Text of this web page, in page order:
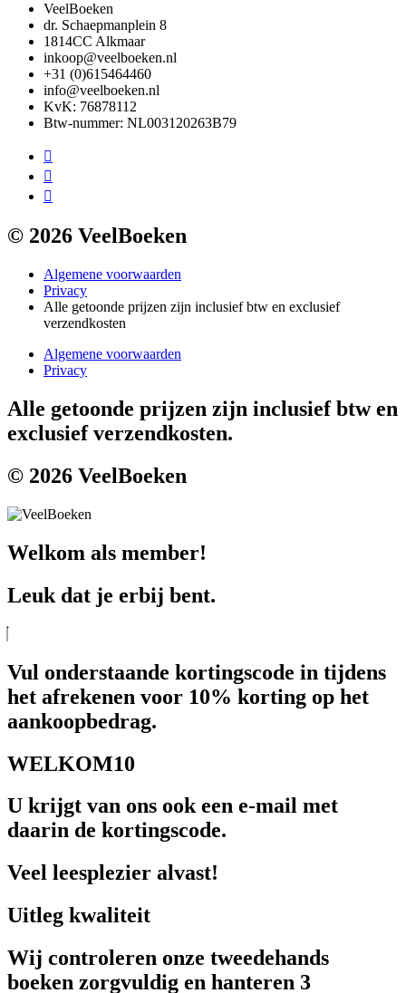
VeelBoeken
dr. Schaepmanplein 8
1814CC Alkmaar
inkoop@veelboeken.nl
+31 (0)615464460
info@veelboeken.nl
KvK: 76878112
Btw-nummer: NL003120263B79
© 2026 VeelBoeken
Algemene voorwaarden
Privacy
Alle getoonde prijzen zijn inclusief btw en exclusief
verzendkosten
Algemene voorwaarden
Privacy
Alle getoonde prijzen zijn inclusief btw en
exclusief verzendkosten.
© 2026 VeelBoeken
Welkom als member!
Leuk dat je erbij bent.
Vul onderstaande kortingscode in tijdens
het afrekenen voor 10% korting op het
aankoopbedrag.
WELKOM10
U krijgt van ons ook een e-mail met
daarin de kortingscode.
Veel leesplezier alvast!
Uitleg kwaliteit
Wij controleren onze tweedehands
boeken zorgvuldig en hanteren 3